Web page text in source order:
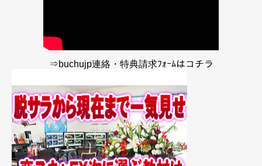
⇒buchujp連絡・特典請求ﾌｫｰﾑはコチラ